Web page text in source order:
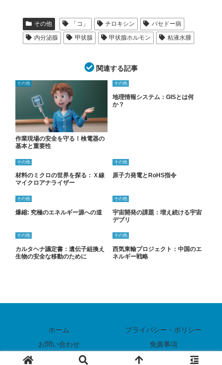
その他 「コ」 チロキシン
バセドー病
内分泌腺
甲状腺 甲状腺ホルモン 粘液水腫
関連する記事
その他
作業現場の安全を守る！検電器の
基本と重要性
その他
地理情報システム：GISとは何
か？
その他
材料のミクロの世界を探る：Ｘ線
マイクロアナライザー
その他
原子力発電とRoHS指令
その他
爆縮: 究極のエネルギー源への道
その他
宇宙開発の課題：増え続ける宇宙
デブリ
その他
カルタヘナ議定書：遺伝子組換え
生物の安全な移動のために
その他
西気東輸プロジェクト：中国のエ
ネルギー戦略
ホーム
プライバシー・ポリシー
お問い合わせ
免責事項
© 2024 電気料金と節電方法ガイド.